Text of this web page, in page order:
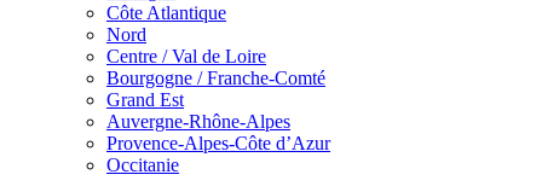
Côte Atlantique
Nord
Centre / Val de Loire
Bourgogne / Franche-Comté
Grand Est
Auvergne-Rhône-Alpes
Provence-Alpes-Côte d’Azur
Occitanie